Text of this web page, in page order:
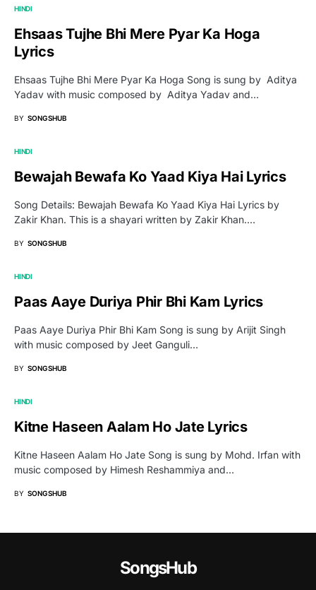
HINDI
Ehsaas Tujhe Bhi Mere Pyar Ka Hoga
Lyrics
Ehsaas Tujhe Bhi Mere Pyar Ka Hoga Song is sung by Aditya
Yadav with music composed by Aditya Yadav and…
BY SONGSHUB
HINDI
Bewajah Bewafa Ko Yaad Kiya Hai Lyrics
Song Details: Bewajah Bewafa Ko Yaad Kiya Hai Lyrics by
Zakir Khan. This is a shayari written by Zakir Khan.…
BY SONGSHUB
HINDI
Paas Aaye Duriya Phir Bhi Kam Lyrics
Paas Aaye Duriya Phir Bhi Kam Song is sung by Arijit Singh
with music composed by Jeet Ganguli…
BY SONGSHUB
HINDI
Kitne Haseen Aalam Ho Jate Lyrics
Kitne Haseen Aalam Ho Jate Song is sung by Mohd. Irfan with
music composed by Himesh Reshammiya and…
BY SONGSHUB
SongsHub